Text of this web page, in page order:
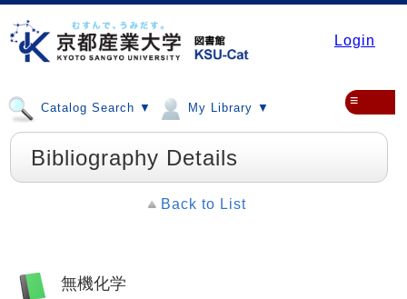
Login
Catalog Search ▼ My Library ▼ ≡
Bibliography Details
Back to List
無機化学